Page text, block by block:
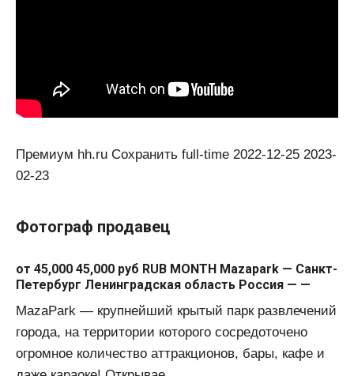
Премиум hh.ru Сохранить full-time 2022-12-25 2023-
02-23
Фотограф продавец
от 45,000 45,000 руб RUB MONTH Mazapark — Санкт-
Петербург Ленинградская область Россия — —
MazaPark — крупнейший крытый парк развлечений
города, на территории которого сосредоточено
огромное количество аттракционов, бары, кафе и